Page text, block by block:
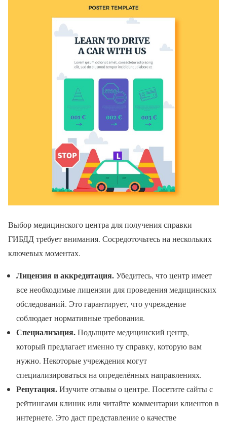
Выбор медицинского центра для получения справки
ГИБДД требует внимания. Сосредоточьтесь на нескольких
ключевых моментах.
Лицензия и аккредитация.Убедитесь, что центр имеет
все необходимые лицензии для проведения медицинских
обследований. Это гарантирует, что учреждение
соблюдает нормативные требования.
Специализация.Подыщите медицинский центр,
который предлагает именно ту справку, которую вам
нужно. Некоторые учреждения могут
специализироваться на определённых направлениях.
Репутация.Изучите отзывы о центре. Посетите сайты с
рейтингами клиник или читайте комментарии клиентов в
интернете. Это даст представление о качестве